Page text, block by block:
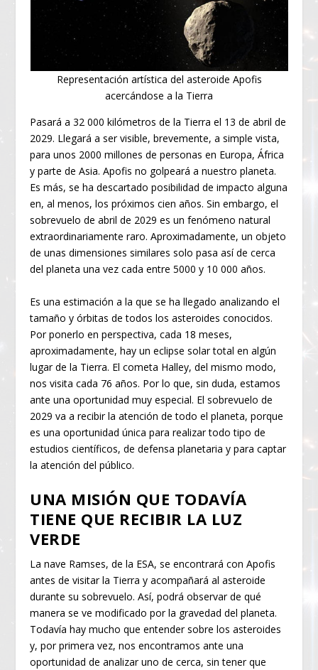
Representación artística del asteroide Apofis
acercándose a la Tierra
Pasará a 32 000 kilómetros de la Tierra el 13 de abril de
2029. Llegará a ser visible, brevemente, a simple vista,
para unos 2000 millones de personas en Europa, África
y parte de Asia. Apofis no golpeará a nuestro planeta.
Es más, se ha descartado posibilidad de impacto alguna
en, al menos, los próximos cien años. Sin embargo, el
sobrevuelo de abril de 2029 es un fenómeno natural
extraordinariamente raro. Aproximadamente, un objeto
de unas dimensiones similares solo pasa así de cerca
del planeta una vez cada entre 5000 y 10 000 años.
Es una estimación a la que se ha llegado analizando el
tamaño y órbitas de todos los asteroides conocidos.
Por ponerlo en perspectiva, cada 18 meses,
aproximadamente, hay un eclipse solar total en algún
lugar de la Tierra. El cometa Halley, del mismo modo,
nos visita cada 76 años. Por lo que, sin duda, estamos
ante una oportunidad muy especial. El sobrevuelo de
2029 va a recibir la atención de todo el planeta, porque
es una oportunidad única para realizar todo tipo de
estudios científicos, de defensa planetaria y para captar
la atención del público.
UNA MISIÓN QUE TODAVÍA
TIENE QUE RECIBIR LA LUZ
VERDE
La nave Ramses, de la ESA, se encontrará con Apofis
antes de visitar la Tierra y acompañará al asteroide
durante su sobrevuelo. Así, podrá observar de qué
manera se ve modificado por la gravedad del planeta.
Todavía hay mucho que entender sobre los asteroides
y, por primera vez, nos encontramos ante una
oportunidad de analizar uno de cerca, sin tener que